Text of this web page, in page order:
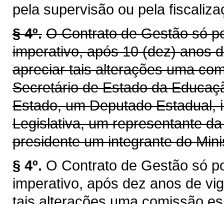
pela supervisão ou pela
§ 4º. O Contrato de Gestão só
imperativo, após 10 (dez) anos
apreciar tais alterações uma
Secretário de Estado da
Estado, um Deputado Estadual,
Legislativa, um representante
presidente um integrante do
§ 4º. O Contrato de Gestão só
imperativo, após dez anos de